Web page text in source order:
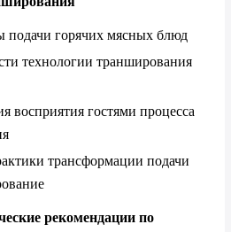
горячих мясных блюд
технологии транширования
восприятия гостями процесса
трансформации подачи
рекомендации по